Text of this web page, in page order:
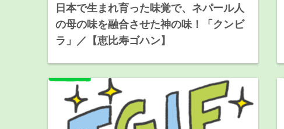
日本で生まれ育った味覚で、ネパール人
の母の味を融合させた神の味！「クンビ
ラ」／【恵比寿ゴハン】